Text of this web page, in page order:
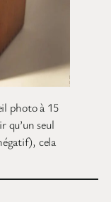
photo à 15
qu’un seul
cela